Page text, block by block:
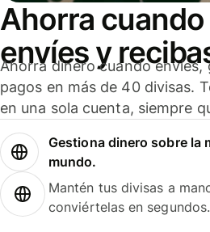
Ahorra
envíes y
Ahorra dinero cuando envíes,
pagos en más de 40 divisas.
en una sola cuenta, siempre
Gestiona dinero sobre la
mundo.
Mantén tus divisas a
conviértelas en segundos.